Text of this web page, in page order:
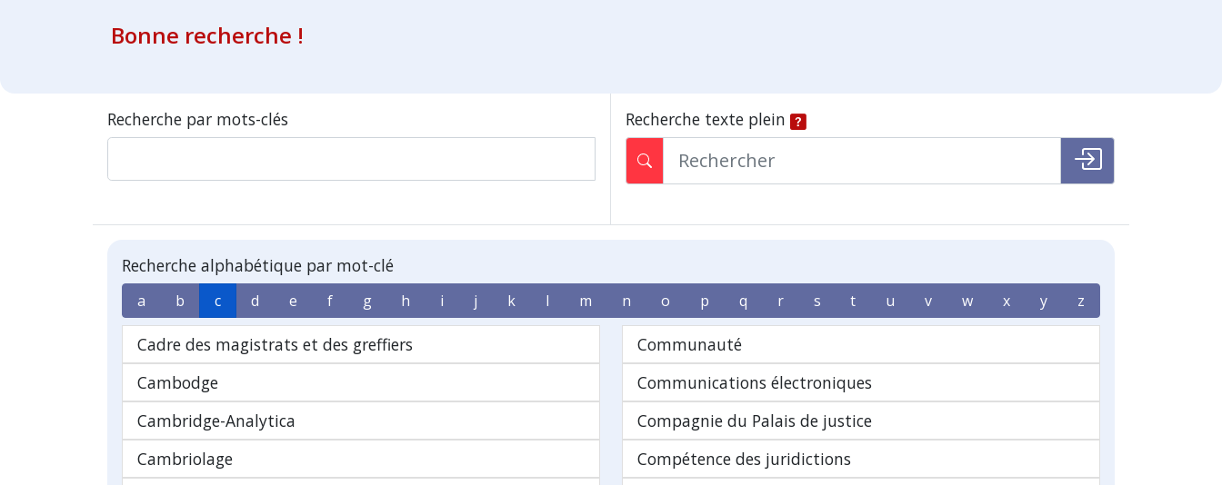
Bonne recherche !
Recherche par mots-clés Recherche texte plein
Recherche alphabétique par mot-clé
a b c d e f g h i j k l m n o p q r s t u v w x y z
Cadre des magistrats et des greffiers
Cambodge
Cambridge-Analytica
Cambriolage
Communauté
Communications électroniques
Compagnie du Palais de justice
Compétence des juridictions